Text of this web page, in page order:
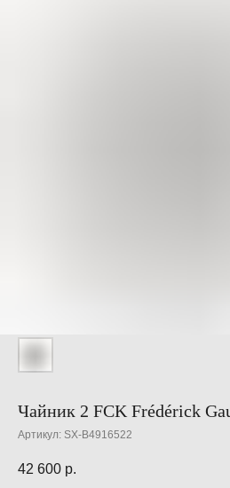
Чайник 2 FCK Frédérick
Артикул: SX-B4916522
42 600 р.